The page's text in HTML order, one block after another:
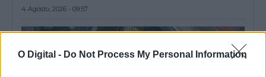
O Digital - Do Not Process My Personal Information
4 Agosto, 2026 - 09:57